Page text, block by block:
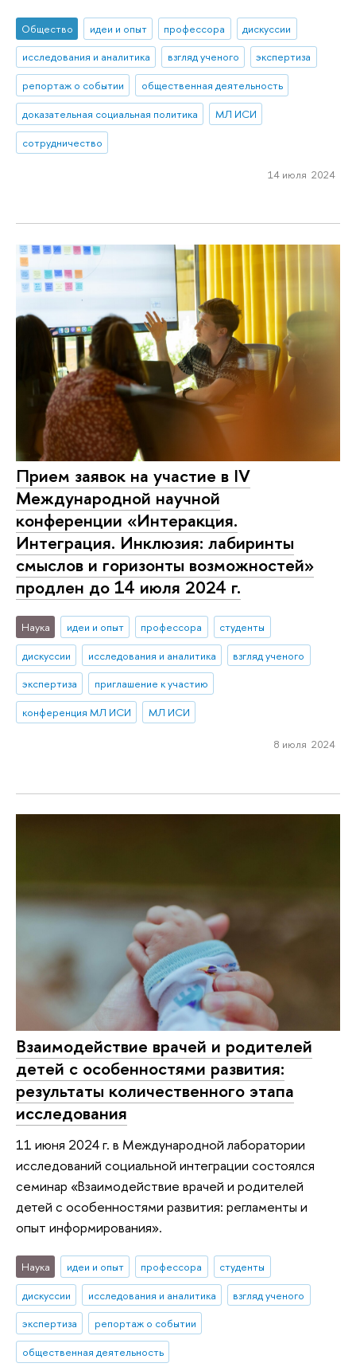
Общество идеи и опыт профессора
дискуссии
исследования и аналитика
взгляд ученого
экспертиза
репортаж о событии
общественная деятельность
доказательная социальная политика
МЛ ИСИ
сотрудничество
14 июля 2024
Прием заявок на участие в IV
Международной научной
конференции «Интеракция.
Интеграция. Инклюзия: лабиринты
смыслов и горизонты возможностей»
продлен до 14 июля 2024 г.
Наука идеи и опыт профессора
студенты
дискуссии
исследования и аналитика
взгляд ученого
экспертиза
приглашение к участию
конференция МЛ ИСИ
МЛ ИСИ
8 июля 2024
Взаимодействие врачей и родителей
детей с особенностями развития:
результаты количественного этапа
исследования
11 июня 2024 г. в Международной лаборатории
исследований социальной интеграции состоялся
семинар «Взаимодействие врачей и родителей
детей с особенностями развития: регламенты и
опыт информирования».
Наука идеи и опыт профессора
студенты
дискуссии
исследования и аналитика
взгляд ученого
экспертиза
репортаж о событии
общественная деятельность